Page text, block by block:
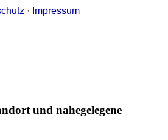
und nahegelegene